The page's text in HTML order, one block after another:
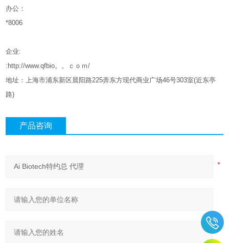
办公：
*8006
企业:
:http://www.qfbio。。ｃｏｍ/
地址：上海市浦东新区晨阳路225弄东方现代商业广场46号303室(近东亭
路)
产品咨询